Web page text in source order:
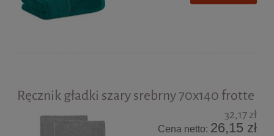
Ręcznik gładki szary srebrny 70x140 frotte
32,17 zł
Cena netto: 26,15 zł